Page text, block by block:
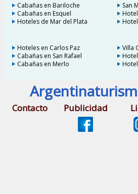
Cabañas en Bariloche
San
Cabañas en Esquel
Hoteles de Mar del Plata
Hoteles en Carlos Paz
Villa
Cabañas en San Rafael
Cabañas en Merlo
Contacto Publicidad